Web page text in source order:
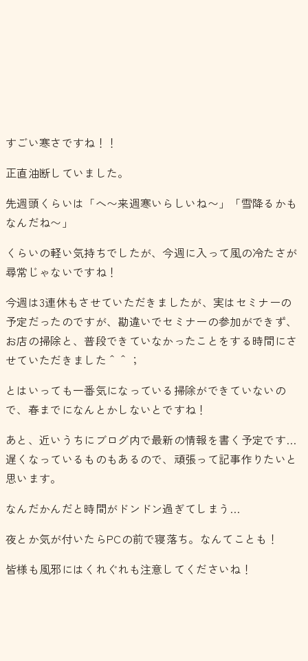
すごい寒さですね！！
正直油断していました。
先週頭くらいは「へ〜来週寒いらしいね〜」「雪降るかも
なんだね〜」
くらいの軽い気持ちでしたが、今週に入って風の冷たさが
尋常じゃないですね！
今週は3連休もさせていただきましたが、実はセミナーの
予定だったのですが、勘違いでセミナーの参加ができず、
お店の掃除と、普段できていなかったことをする時間にさ
せていただきました＾＾；
とはいっても一番気になっている掃除ができていないの
で、春までになんとかしないとですね！
あと、近いうちにブログ内で最新の情報を書く予定です…
遅くなっているものもあるので、頑張って記事作りたいと
思います。
なんだかんだと時間がドンドン過ぎてしまう…
夜とか気が付いたらPCの前で寝落ち。なんてことも！
皆様も風邪にはくれぐれも注意してくださいね！